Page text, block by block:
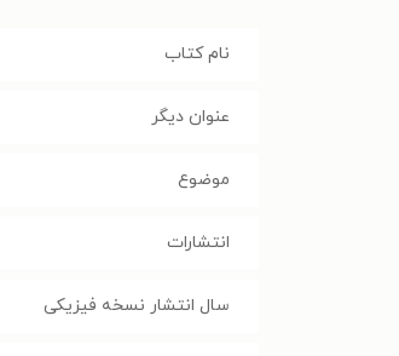
نام کتاب
عنوان دیگر
موضوع
انتشارات
سال انتشار نسخه فیزیکی